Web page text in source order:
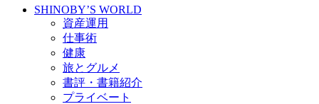
SHINOBY’S WORLD
資産運用
仕事術
健康
旅とグルメ
書評・書籍紹介
プライベート